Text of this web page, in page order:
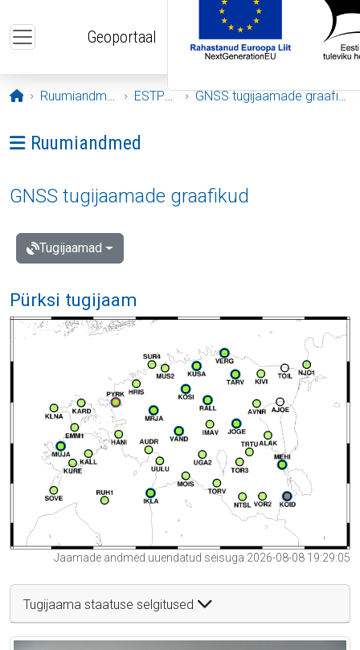
Geoportaal
Avaleht
Ruumiandmed ESTPOS GNSS tugijaamade graafikud
Ava menüü: Ruumiandmed
Ruumiandmed
GNSS tugijaamade graafikud
Tugijaamad
Pürksi tugijaam
Jaamade andmed uuendatud seisuga 2026-08-08 19:29:05
Tugijaama staatuse selgitused